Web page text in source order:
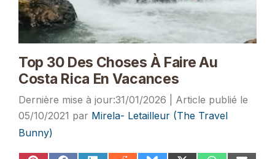
Top 30 Des Choses À Faire Au
Costa Rica En Vacances
31/01/2026
05/10/2021 par Mirela- Letailleur (The Travel
Bunny)